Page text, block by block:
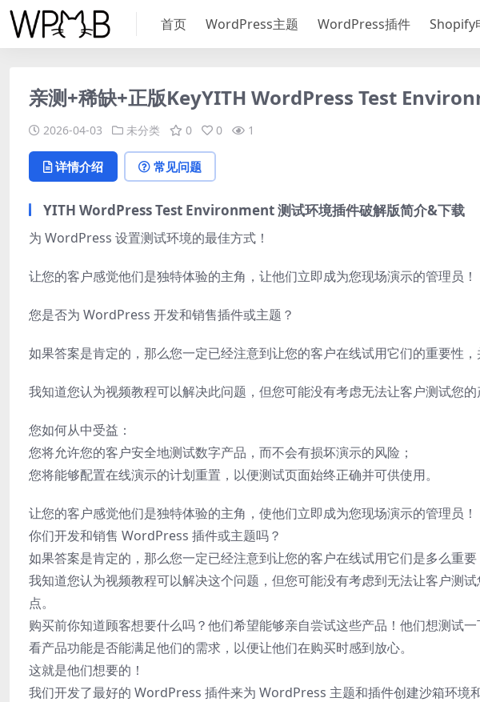
首页 WordPress主题 WordPress插件 Shopify
亲测+稀缺+正版KeyYITH WordPress Test
2026-04-03 未分类 0 0 1
详情介绍 常见问题
YITH WordPress Test Environment 测试环境插件破解版简介&下载
为 WordPress 设置测试环境的最佳方式！
让您的客户感觉他们是独特体验的主角，让他们立即成为您现场演示的管理员！
您是否为 WordPress 开发和销售插件或主题？
如果答案是肯定的，那么您一定已经注意到让您的客户在线试用它们的重要性，
我知道您认为视频教程可以解决此问题，但您可能没有考虑无法让客户测试您
您如何从中受益：
您将允许您的客户安全地测试数字产品，而不会有损坏演示的风险；
您将能够配置在线演示的计划重置，以便测试页面始终正确并可供使用。
让您的客户感觉他们是独特体验的主角，使他们立即成为您现场演示的管理员！
你们开发和销售 WordPress 插件或主题吗？
如果答案是肯定的，那么您一定已经注意到让您的客户在线试用它们是多么重要
我知道您认为视频教程可以解决这个问题，但您可能没有考虑到无法让客户测
点。
购买前你知道顾客想要什么吗？他们希望能够亲自尝试这些产品！他们想测试
看产品功能是否能满足他们的需求，以便让他们在购买时感到放心。
这就是他们想要的！
我们开发了最好的 WordPress 插件来为 WordPress 主题和插件创建沙箱环境